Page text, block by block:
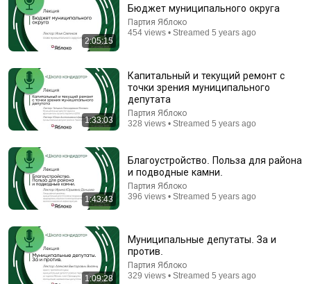
Подкаст Максима Кузнецова
Auto-dubbed
648K views
HOW AND WHO SECRETLY CONTROLS US
..BEING AT PEACE WITH YOURSELF
CHERNIGOVSKAYA
ПРОФЕССОР-ДА • 144K views
2:05:15
Бюджет муниципального округа
Партия Яблоко
454 views • Streamed 5 years ago
1:33:03
Капитальный и текущий ремонт с
точки зрения муниципального
депутата
Партия Яблоко
328 views • Streamed 5 years ago
1:43:43
Благоустройство. Польза для района
и подводные камни.
Партия Яблоко
396 views • Streamed 5 years ago
1:09:28
Муниципальные депутаты. За и
против.
Партия Яблоко
329 views • Streamed 5 years ago